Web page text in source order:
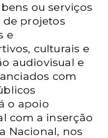
ou serviços
de projetos
e
culturais e
audiovisual e
com
o apoio
com a inserção
Nacional, nos